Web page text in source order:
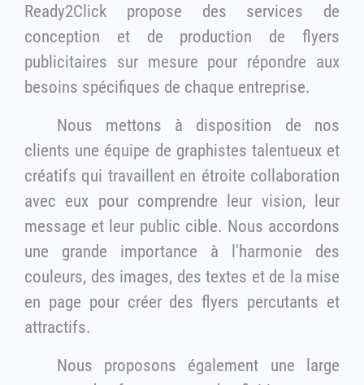
Ready2Click propose des services de
conception et de production de flyers
publicitaires sur mesure pour répondre aux
besoins spécifiques de chaque entreprise.
Nous mettons à disposition de nos
clients une équipe de graphistes talentueux et
créatifs qui travaillent en étroite collaboration
avec eux pour comprendre leur vision, leur
message et leur public cible. Nous accordons
une grande importance à l'harmonie des
couleurs, des images, des textes et de la mise
en page pour créer des flyers percutants et
attractifs.
Nous proposons également une large